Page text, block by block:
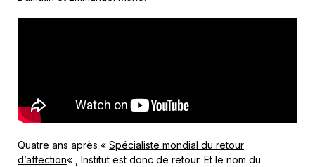
Quatre ans après « Spécialiste mondial du retour
d’affection« , Institut est donc de retour. Et le nom du